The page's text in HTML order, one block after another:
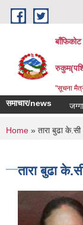
Skip to main content
बाँफिकोट
"सूचना
समाचार/news जग्गा
You are
Home » तारा बुढा के.सी
तारा बुढा